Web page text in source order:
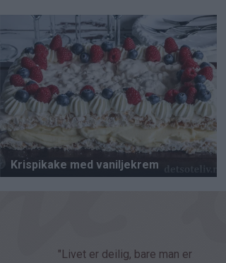
"Livet er deilig, bare man er